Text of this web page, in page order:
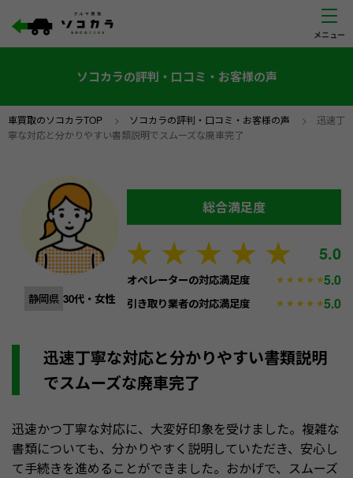
ソコカラの評判・口コミ・お客様の声
車買取のソコカラTOP > ソコカラの評判・口コミ・お客様の声 > 迅速丁
寧な対応と分かりやすい書類説明でスムーズな廃車完了
静岡県 30代・女性
総合満足度
5.0
オペレーターの対応満足度 5.0
引き取り業者の対応満足度 5.0
迅速丁寧な対応と分かりやすい書類説明
でスムーズな廃車完了
迅速かつ丁寧な対応に、大変好印象を受けました。複雑な
書類についても、分かりやすく説明していただき、安心し
て手続きを進めることができました。おかげで、スムーズ